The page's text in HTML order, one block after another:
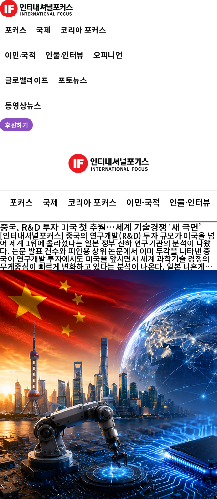
포커스 국제 코리아 포커스
이민·국적 인물·인터뷰 오피니언
글로벌라이프 포토뉴스
동영상뉴스
후원하기
포커스 국제 코리아 포커스 이민·국적 인물·인터뷰
중국, R&D 투자 미국 첫 추월…세계 기술경쟁 ‘새 국면’
[인터내셔널포커스] 중국의 연구개발(R&D) 투자 규모가 미국을 넘
어 세계 1위에 올라섰다는 일본 정부 산하 연구기관의 분석이 나왔
다. 논문 발표 건수와 피인용 상위 논문에서 이미 두각을 나타낸 중
국이 연구개발 투자에서도 미국을 앞서면서 세계 과학기술 경쟁의
무게중심이 빠르게 변화하고 있다는 분석이 나온다. 일본 니혼게이
자이신문이 8일 보도한 일본 문부과학성 과학기술·학술정책연구소
(NISTEP)의 ‘2026년 과학기술지표’에 따르면 2024년 중국의 연구
개발비는 전년보다 13.1% 증가한 97조1000억 엔으로 집계됐다.
미국은 6.7% 늘어난 95조3000억 엔으로 뒤를 이었다. 일본은 22조
1000억 엔으로 3위를 기록했으며 독일 18조3000억 엔, 한국 15조3
000억 엔, 영국 10조8000억 엔, 프랑스 8조8000억 엔 순이었다. 투
자액 기준으로 중국과 미국이 다른 주요국을 크게 앞서며 세계 연구
개발 경쟁을 주도하는 구도가 더욱 뚜렷해졌다. ...